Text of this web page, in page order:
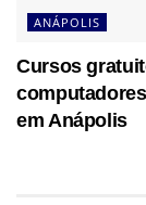
ANÁPOLIS
Cursos
em Anápolis